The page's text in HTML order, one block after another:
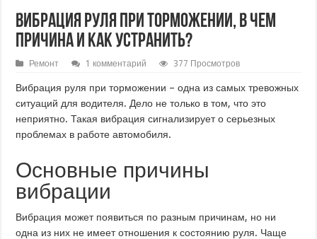
Вибрация руля при торможении, в чем
причина и как устранить?
Ремонт 1 комментарий 377 Просмотров
Вибрация руля при торможении – одна из самых тревожных
ситуаций для водителя. Дело не только в том, что это
неприятно. Такая вибрация сигнализирует о серьезных
проблемах в работе автомобиля.
Основные причины
вибрации
Вибрация может появиться по разным причинам, но ни
одна из них не имеет отношения к состоянию руля. Чаще